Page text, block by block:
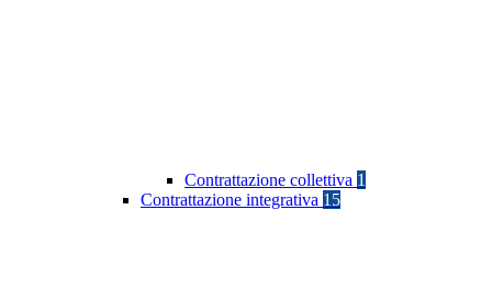
Contrattazione collettiva 1
Contrattazione integrativa 15